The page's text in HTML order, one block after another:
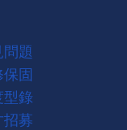
問題
保固
型錄
招募